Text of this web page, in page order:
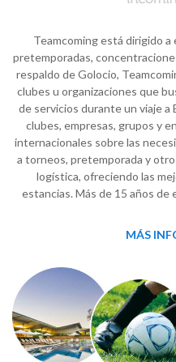
Teamcoming está dirigido
pretemporadas,
respaldo de Golocio,
clubes u organizaciones que
de servicios durante un viaje a
clubes, empresas, grupos y
internacionales sobre las
a torneos, pretemporada y
logística, ofreciendo las
estancias. Más de 15 años de
MÁS